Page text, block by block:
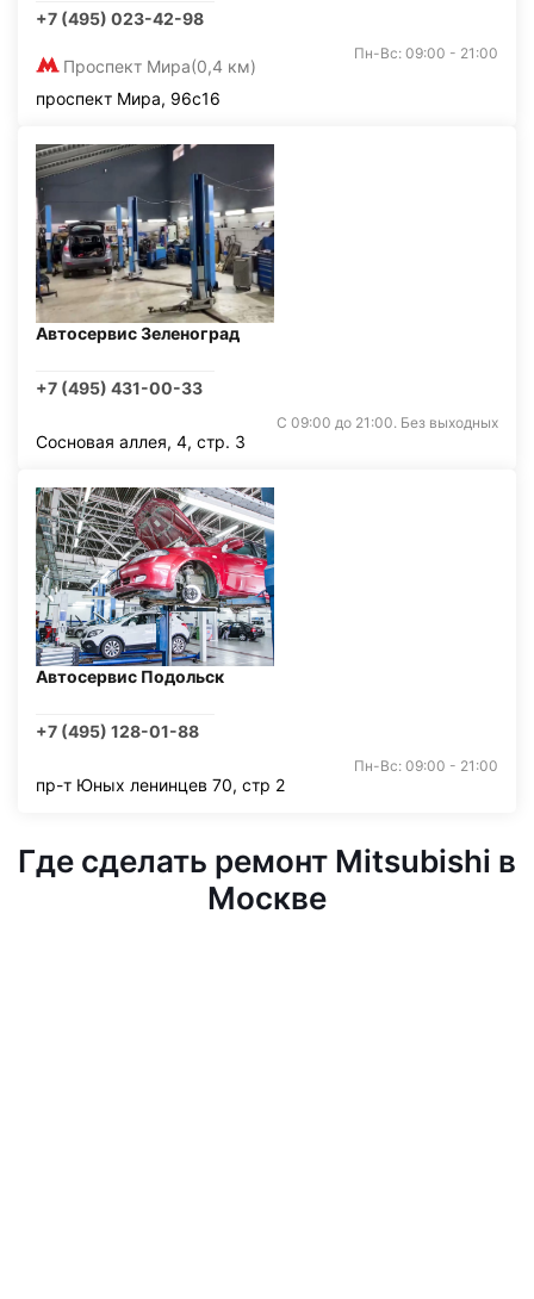
+7 (495) 023-42-98
Проспект Мира(0,4 км)
Пн-Вс: 09:00 - 21:00
проспект Мира, 96с16
Автосервис Зеленоград
+7 (495) 431-00-33
С 09:00 до 21:00. Без выходных
Сосновая аллея, 4, стр. 3
Автосервис Подольск
+7 (495) 128-01-88
Пн-Вс: 09:00 - 21:00
пр-т Юных ленинцев 70, стр 2
Где сделать ремонт Mitsubishi в
Москве